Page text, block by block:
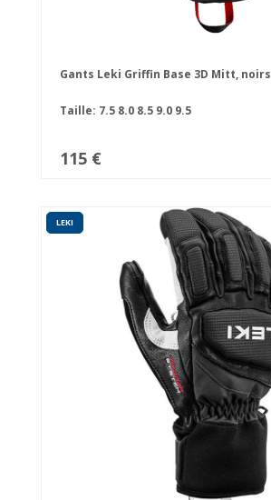
Gants Leki Griffin Base 3D Mitt, noirs
Taille: 7.5 8.0 8.5 9.0 9.5
115 €
LEKI